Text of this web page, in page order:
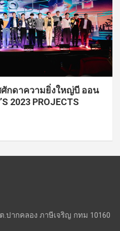
กดาความยิ่งใหญ่บี ออน
2023 PROJECTS
.ปากคลอง ภาษีเจริญ กทม 10160